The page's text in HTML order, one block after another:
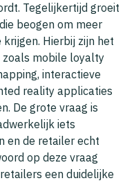
Tegelijkertijd groeit
beogen om meer
Hierbij zijn het
zoals mobile loyalty
interactieve
reality applicaties
De grote vraag is
iets
en de retailer echt
op deze vraag
een duidelijke